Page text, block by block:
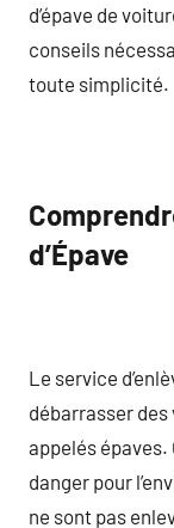
d’épave de
conseils
toute simplicité.
d’Épave
Le service
débarrasser des
appelés
danger pour
ne sont pas